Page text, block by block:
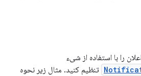
را با استفاده از شیء
تنظیم کنید. مثال زیر نحوه